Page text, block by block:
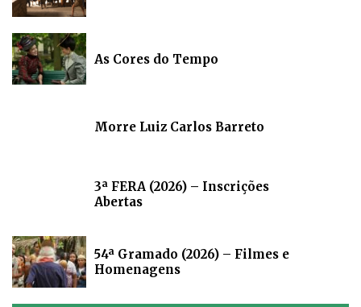
As Cores do Tempo
Morre Luiz Carlos Barreto
3ª FERA (2026) – Inscrições
Abertas
54ª Gramado (2026) – Filmes e
Homenagens